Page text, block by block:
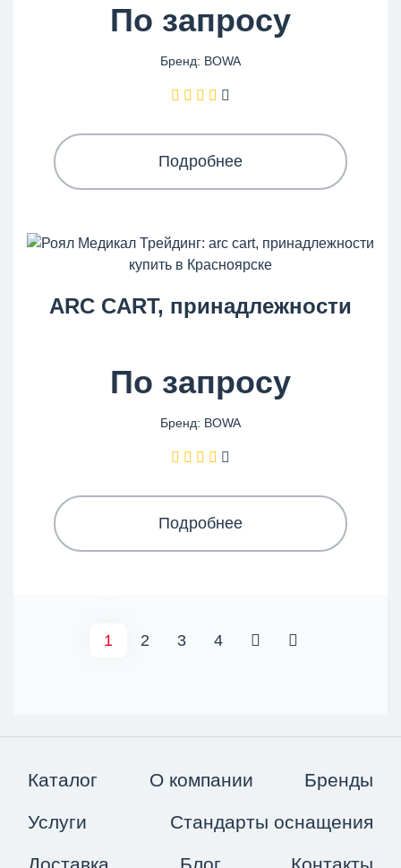
По запросу
Бренд: BOWA
Подробнее
ARC CART, принадлежности
По запросу
Бренд: BOWA
Подробнее
1 2 3 4
Каталог О компании Бренды
Услуги Стандарты оснащения
Доставка Блог Контакты